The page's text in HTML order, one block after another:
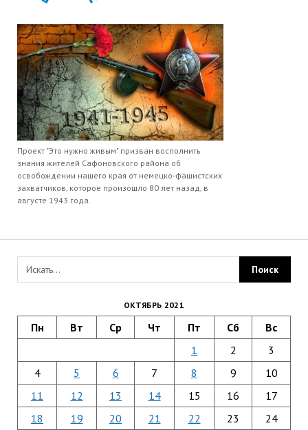
Проект "Это нужно живым" призван восполнить
знания жителей Сафоновского района об
освобождении нашего края от немецко-фашистских
захватчиков, которое произошло 80 лет назад, в
августе 1943 года.
ОКТЯБРЬ 2021
Пн Вт Ср Чт Пт Сб Вс
1 2
3
4
5 6 7 8 9
10
11
12 13 14 15 16
17
18
19 20 21 22 23
24